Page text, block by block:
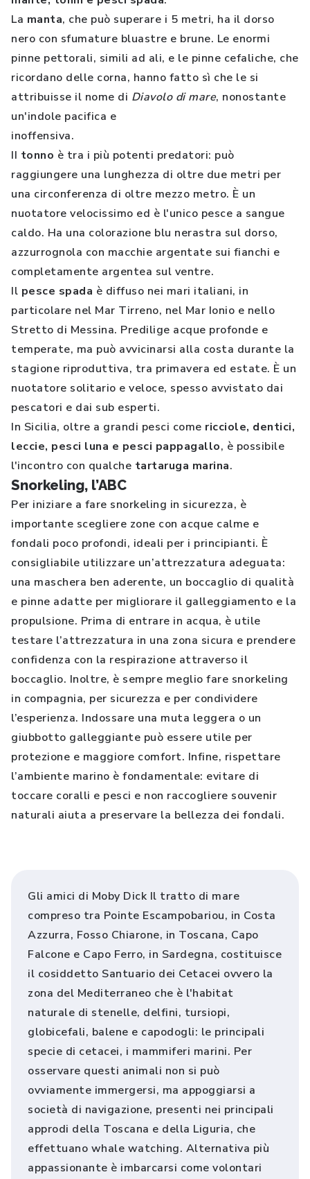
La manta, che può superare i 5 metri, ha il dorso
nero con sfumature bluastre e brune. Le enormi
pinne pettorali, simili ad ali, e le pinne cefaliche, che
ricordano delle corna, hanno fatto sì che le si
attribuisse il nome di Diavolo di mare, nonostante
un'indole pacifica e
inoffensiva.
II tonno è tra i più potenti predatori: può
raggiungere una lunghezza di oltre due metri per
una circonferenza di oltre mezzo metro. È un
nuotatore velocissimo ed è l'unico pesce a sangue
caldo. Ha una colorazione blu nerastra sul dorso,
azzurrognola con macchie argentate sui fianchi e
completamente argentea sul ventre.
Il pesce spada è diffuso nei mari italiani, in
particolare nel Mar Tirreno, nel Mar Ionio e nello
Stretto di Messina. Predilige acque profonde e
temperate, ma può avvicinarsi alla costa durante la
stagione riproduttiva, tra primavera ed estate. È un
nuotatore solitario e veloce, spesso avvistato dai
pescatori e dai sub esperti.
In Sicilia, oltre a grandi pesci come ricciole, dentici,
leccie, pesci luna e pesci pappagallo, è possibile
l'incontro con qualche tartaruga marina.
Snorkeling, l’ABC
Per iniziare a fare snorkeling in sicurezza, è
importante scegliere zone con acque calme e
fondali poco profondi, ideali per i principianti. È
consigliabile utilizzare un’attrezzatura adeguata:
una maschera ben aderente, un boccaglio di qualità
e pinne adatte per migliorare il galleggiamento e la
propulsione. Prima di entrare in acqua, è utile
testare l’attrezzatura in una zona sicura e prendere
confidenza con la respirazione attraverso il
boccaglio. Inoltre, è sempre meglio fare snorkeling
in compagnia, per sicurezza e per condividere
l’esperienza. Indossare una muta leggera o un
giubbotto galleggiante può essere utile per
protezione e maggiore comfort. Infine, rispettare
l’ambiente marino è fondamentale: evitare di
toccare coralli e pesci e non raccogliere souvenir
naturali aiuta a preservare la bellezza dei fondali.
Gli amici di Moby Dick Il tratto di mare
compreso tra Pointe Escampobariou, in Costa
Azzurra, Fosso Chiarone, in Toscana, Capo
Falcone e Capo Ferro, in Sardegna, costituisce
il cosiddetto Santuario dei Cetacei ovvero la
zona del Mediterraneo che è l'habitat
naturale di stenelle, delfini, tursiopi,
globicefali, balene e capodogli: le principali
specie di cetacei, i mammiferi marini. Per
osservare questi animali non si può
ovviamente immergersi, ma appoggiarsi a
società di navigazione, presenti nei principali
approdi della Toscana e della Liguria, che
effettuano whale watching. Alternativa più
appassionante è imbarcarsi come volontari